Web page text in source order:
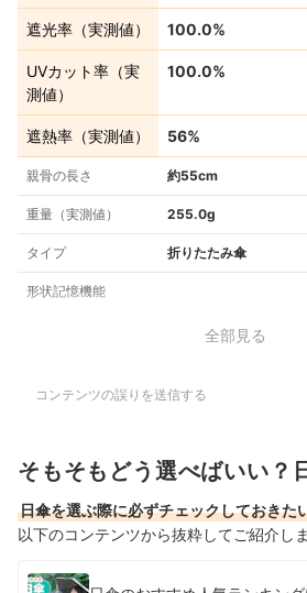
遮光率（実測値） 100.0%
UVカット率（実
測値）
100.0%
遮熱率（実測値） 56%
親骨の長さ 約55cm
重量（実測値） 255.0g
タイプ 折りたたみ傘
形状記憶機能
全部見る
コンテンツの誤りを送信する
そもそもどう選べばいい？
日傘を選ぶ際に必ずチェックしておきた
以下のコンテンツから抜粋してご紹介しま